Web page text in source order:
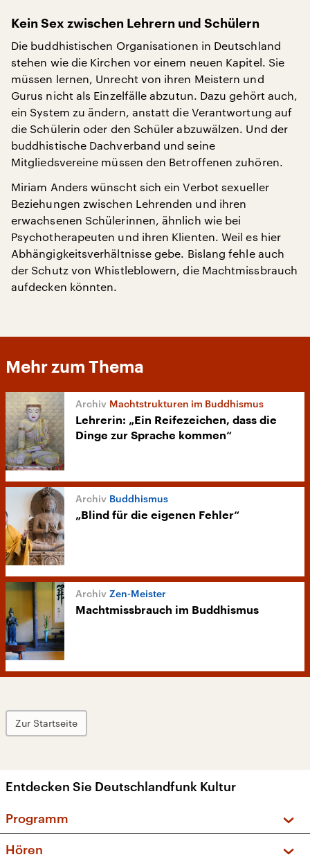
Kein Sex zwischen Lehrern und Schülern
Die buddhistischen Organisationen in Deutschland
stehen wie die Kirchen vor einem neuen Kapitel. Sie
müssen lernen, Unrecht von ihren Meistern und
Gurus nicht als Einzelfälle abzutun. Dazu gehört auch,
ein System zu ändern, anstatt die Verantwortung auf
die Schülerin oder den Schüler abzuwälzen. Und der
buddhistische Dachverband und seine
Mitgliedsvereine müssen den Betroffenen zuhören.
Miriam Anders wünscht sich ein Verbot sexueller
Beziehungen zwischen Lehrenden und ihren
erwachsenen Schülerinnen, ähnlich wie bei
Psychotherapeuten und ihren Klienten. Weil es hier
Abhängigkeitsverhältnisse gebe. Bislang fehle auch
der Schutz von Whistleblowern, die Machtmissbrauch
aufdecken könnten.
Mehr zum Thema
Machtstrukturen im Buddhismus
Lehrerin: „Ein Reifezeichen, dass die
Dinge zur Sprache kommen“
Buddhismus
„Blind für die eigenen Fehler“
Zen-Meister
Machtmissbrauch im Buddhismus
Zur Startseite
Entdecken Sie Deutschlandfunk Kultur
Programm
Hören